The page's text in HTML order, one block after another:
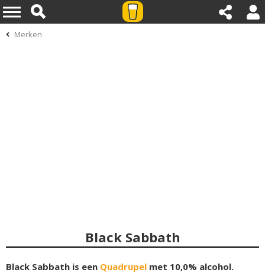
Merken
Black Sabbath
Black Sabbath is een Quadrupel met 10,0% alcohol.